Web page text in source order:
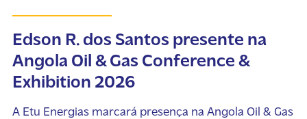
Edson R. dos Santos presente na
Angola Oil & Gas Conference &
Exhibition 2026
A Etu Energias marcará presença na Angola Oil & Gas